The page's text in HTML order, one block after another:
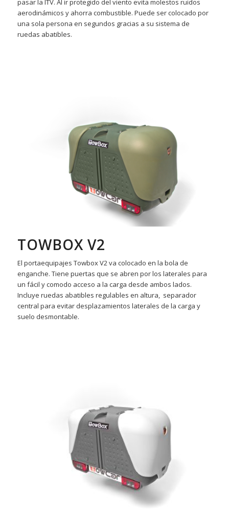
pasar la ITV. Al ir protegido del viento evita molestos ruidos
aerodinámicos y ahorra combustible. Puede ser colocado por
una sola persona en segundos gracias a su sistema de
ruedas abatibles.
TOWBOX V2
El portaequipajes Towbox V2 va colocado en la bola de
enganche. Tiene puertas que se abren por los laterales para
un fácil y comodo acceso a la carga desde ambos lados.
Incluye ruedas abatibles regulables en altura, separador
central para evitar desplazamientos laterales de la carga y
suelo desmontable.